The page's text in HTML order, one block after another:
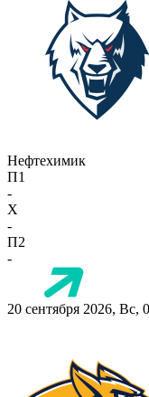
Нефтехимик
П1
-
X
-
П2
-
20 сентября 2026, Вс,